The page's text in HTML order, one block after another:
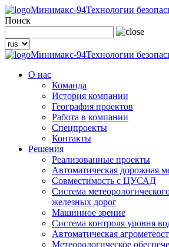
Минимакс-94Технологии
Поиск
Минимакс-94Технологии
О нас
Команда
История компании
География проектов
Работа в компании
Спецпроекты
Контакты
Решения
Реализованные проекты
Автоматическая дорожная
Совместимость с ЦУСАД
Система
железных дорог
Машинное зрение
Система контроля уровня
Автоматическая
Метеорологическое